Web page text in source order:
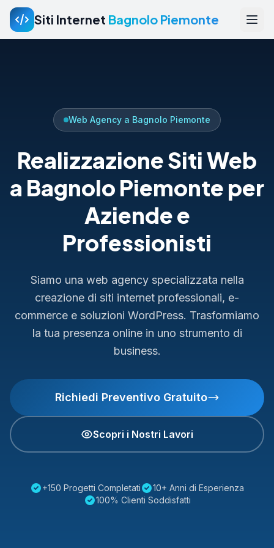
Siti Internet Bagnolo Piemonte
Web Agency a Bagnolo Piemonte
Realizzazione Siti Web
a Bagnolo Piemonte per
Aziende e
Professionisti
Siamo una web agency specializzata nella
creazione di siti internet professionali, e-
commerce e soluzioni WordPress. Trasformiamo
la tua presenza online in uno strumento di
business.
Richiedi Preventivo Gratuito
Scopri i Nostri Lavori
+150 Progetti Completati
10+ Anni di Esperienza
100% Clienti Soddisfatti